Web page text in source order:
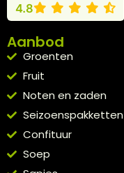
4.8
Aanbod
Groenten
Fruit
Noten en zaden
Seizoenspakketten
Confituur
Soep